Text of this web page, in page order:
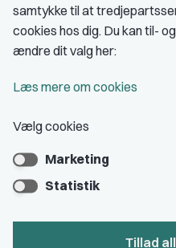
Fordele som medlem
Kontingent
Bliv medlem
samtykke til at
cookies hos dig. Du kan til-
ændre dit valg her:
Læs mere om cookies
Vælg cookies
Marketing
Statistik
Tillad